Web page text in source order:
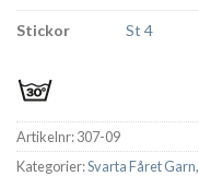
Stickor St 4
Artikelnr:307-09
Kategorier:Svarta Fåret Garn,